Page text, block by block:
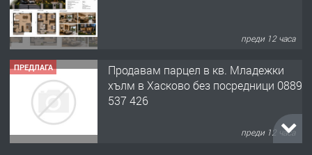
преди 12 часа
ПРЕДЛАГА
Продавам парцел в кв. Младежки
хълм в Хасково без посредници 0889
537 426
преди 12 часа